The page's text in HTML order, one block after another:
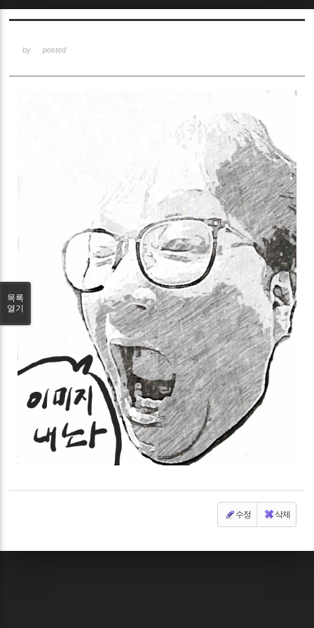
by posted
수정 삭제
목록
열기
Sketchbook5, 스케치북5
Sketchbook5, 스케치북5